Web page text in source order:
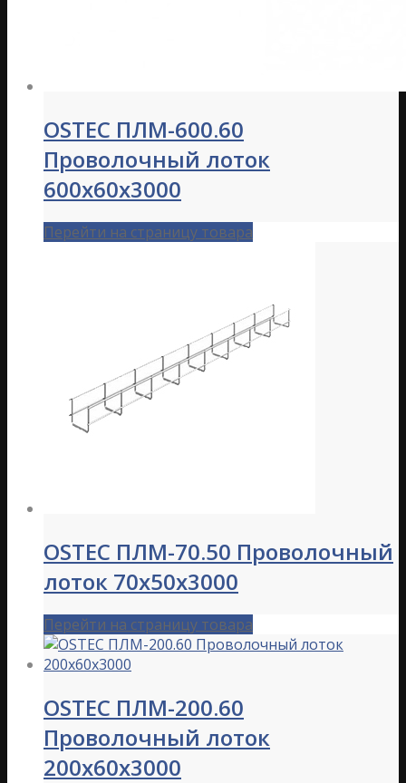
OSTEC ПЛМ-600.60
Проволочный лоток
600х60х3000
Перейти на страницу товара
OSTEC ПЛМ-70.50 Проволочный
лоток 70х50х3000
Перейти на страницу товара
OSTEC ПЛМ-200.60
Проволочный лоток
200х60х3000